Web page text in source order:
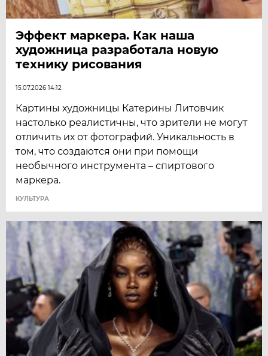
Эффект маркера. Как наша
художница разработала новую
технику рисования
15.07.2026 14:12
Картины художницы Катерины Литовчик
настолько реалистичны, что зрители не могут
отличить их от фотографий. Уникальность в
том, что создаются они при помощи
необычного инструмента – спиртового
маркера.
КУЛЬТУРА